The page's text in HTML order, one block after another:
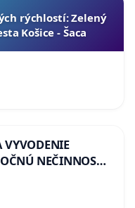
rýchlostí: Zelený
Košice - Šaca
VYVODENIE
NEČINNOSŤ